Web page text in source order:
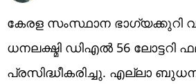
കേരള സംസ്ഥാന ഭാഗ്യക്കുറി
ധനലക്ഷ്മി ഡിഎല്‍ 56 ലോട്ടറി
പ്രസിദ്ധീകരിച്ചു. എല്ലാ